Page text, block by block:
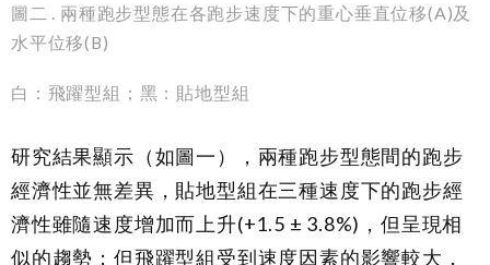
圖二 . 兩種跑步型態在各跑步速度下的重心垂直位移(A)及
水平位移(B)
白：飛躍型組；黑：貼地型組
研究結果顯示（如圖一），兩種跑步型態間的跑步
經濟性並無差異，貼地型組在三種速度下的跑步經
濟性雖隨速度增加而上升(+1.5 ± 3.8%)，但呈現相
似的趨勢；但飛躍型組受到速度因素的影響較大，